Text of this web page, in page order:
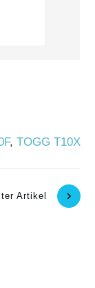
, TOGG T10X
Artikel